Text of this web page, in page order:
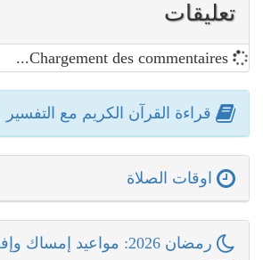
تعليقات
قراءة القرآن الكريم مع التفسير
اوقات الصلاة
رمضان 2026: مواعيد إمساك وإفطار